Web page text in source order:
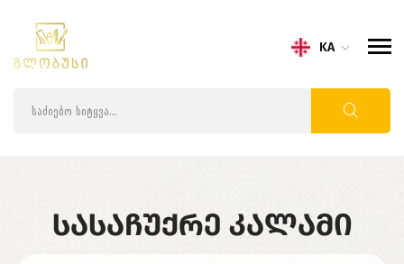
KA
ᲡᲐᲡᲐᲩᲣᲥᲠᲔ ᲙᲐᲚᲐᲛᲘ